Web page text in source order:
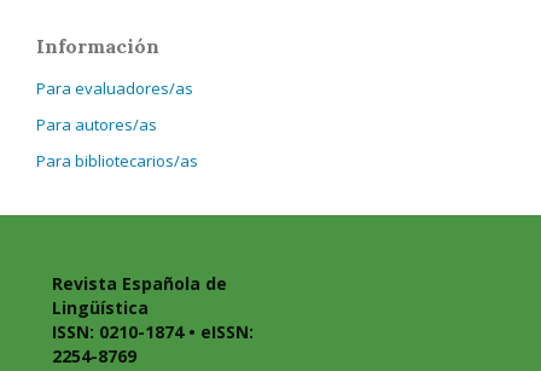
Información
Para evaluadores/as
Para autores/as
Para bibliotecarios/as
Revista Española de
Lingüística
ISSN: 0210-1874 • eISSN:
2254-8769